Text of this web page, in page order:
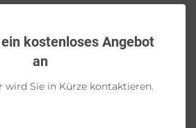
kostenloses Angebot
an
wird Sie in Kürze kontaktieren.